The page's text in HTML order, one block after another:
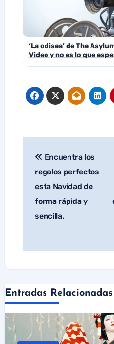
‘La odisea’ de The
Video y no es lo que
Navegación
entradas
Encuentra los
regalos perfectos
esta Navidad de
forma rápida y
sencilla.
Entradas Relacionadas